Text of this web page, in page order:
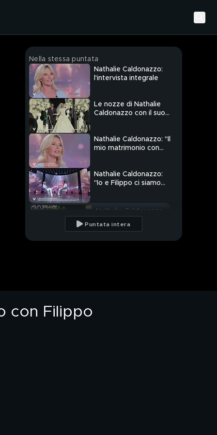
Nella stessa puntata
Nathalie Caldonazzo:
l'intervista integrale
Le nozze di Nathalie
Caldonazzo con il suo
Nathalie Caldonazzo: "Il
mio matrimonio con
Nathalie Caldonazzo:
"Io e Filippo ci siamo
Nathalie Caldonazzo
Puntata intera
con Filippo